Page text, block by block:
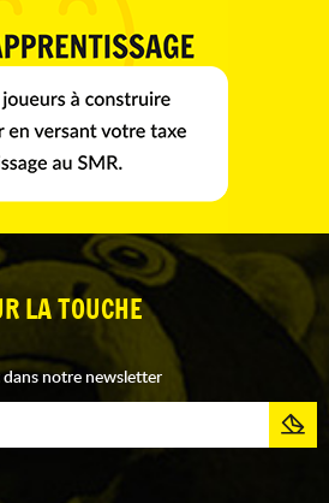
LA TOUCHE
notre newsletter